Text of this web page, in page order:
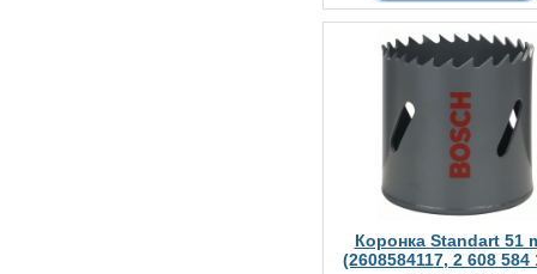
Коронка Standart 51
(2608584117, 2 608 584